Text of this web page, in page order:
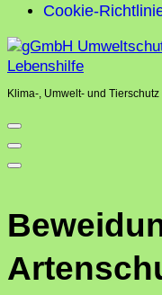
Cookie-
Klima-, Umwelt- und